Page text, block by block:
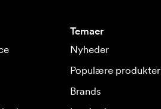
Temaer
Nyheder
Populære produkter
Brands